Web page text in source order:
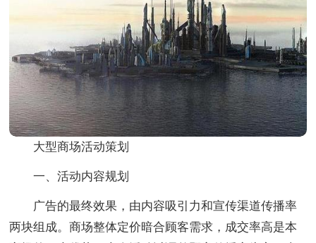
大型商场活动策划
一、活动内容规划
广告的最终效果，由内容吸引力和宣传渠道传播率
两块组成。商场整体定价暗合顾客需求，成交率高是本